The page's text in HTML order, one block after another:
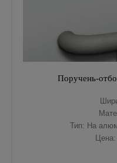
Поручень-
Тип: На